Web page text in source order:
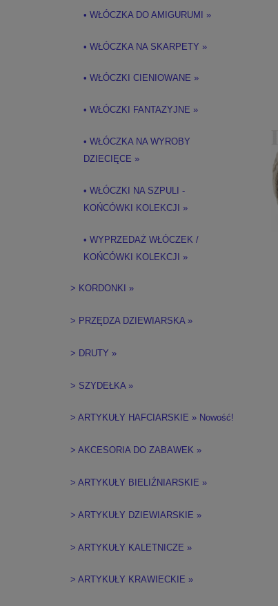
• WŁÓCZKA DO AMIGURUMI »
• WŁÓCZKA NA SKARPETY »
• WŁÓCZKI CIENIOWANE »
• WŁÓCZKI FANTAZYJNE »
• WŁÓCZKA NA WYROBY
DZIECIĘCE »
• WŁÓCZKI NA SZPULI -
KOŃCÓWKI KOLEKCJI »
• WYPRZEDAŻ WŁÓCZEK /
KOŃCÓWKI KOLEKCJI »
> KORDONKI »
> PRZĘDZA DZIEWIARSKA »
> DRUTY »
> SZYDEŁKA »
> ARTYKUŁY HAFCIARSKIE » Nowość!
> AKCESORIA DO ZABAWEK »
> ARTYKUŁY BIELIŹNIARSKIE »
> ARTYKUŁY DZIEWIARSKIE »
> ARTYKUŁY KALETNICZE »
> ARTYKUŁY KRAWIECKIE »